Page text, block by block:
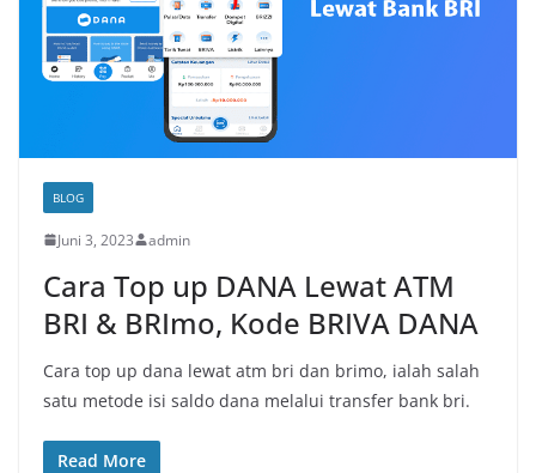
BLOG
Juni 3, 2023 admin
Cara Top up DANA Lewat ATM
BRI & BRImo, Kode BRIVA DANA
Cara top up dana lewat atm bri dan brimo, ialah salah
satu metode isi saldo dana melalui transfer bank bri.
Read More